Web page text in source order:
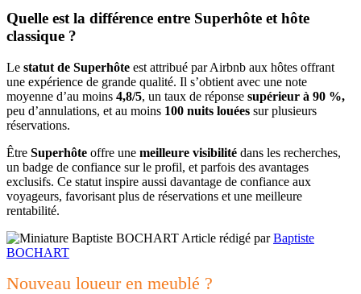
Quelle est la différence entre Superhôte et hôte
classique ?
Le statut de Superhôte est attribué par Airbnb aux hôtes offrant
une expérience de grande qualité. Il s’obtient avec une note
moyenne d’au moins 4,8/5, un taux de réponse supérieur à 90 %,
peu d’annulations, et au moins 100 nuits louées sur plusieurs
réservations.
Être Superhôte offre une meilleure visibilité dans les recherches,
un badge de confiance sur le profil, et parfois des avantages
exclusifs. Ce statut inspire aussi davantage de confiance aux
voyageurs, favorisant plus de réservations et une meilleure
rentabilité.
Article rédigé parBaptiste
BOCHART
Nouveau loueur en meublé ?